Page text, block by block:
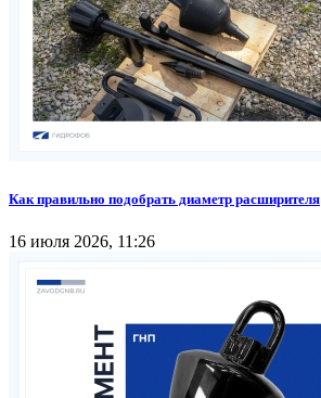
Как правильно подобрать диаметр расширителя
16 июля 2026, 11:26